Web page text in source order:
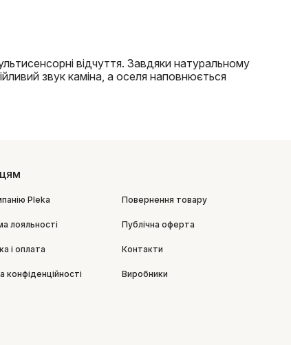
відчуття. Завдяки натуральному
звук каміна, а оселя наповнюється
Pleka Повернення товару
лояльності Публічна оферта
і оплата Контакти
конфіденційності Виробники